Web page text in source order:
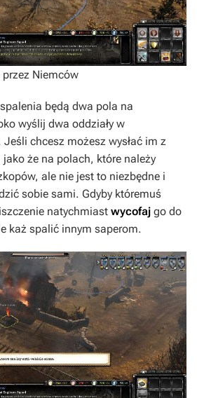
Niemców
będą dwa pola na
wyślij dwa oddziały w
chcesz możesz wysłać im z
że na polach, które należy
ale nie jest to niezbędne i
sobie sami. Gdyby któremuś
natychmiast wycofaj go do
każ spalić innym saperom.